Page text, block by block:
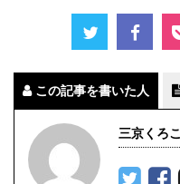
この記事を書いた人
三京くろこ